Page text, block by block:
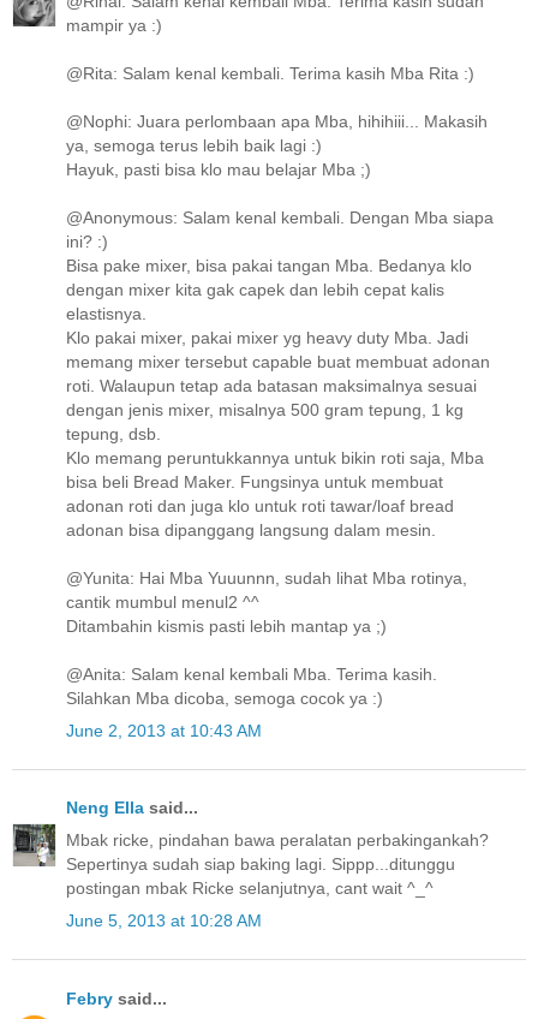
mampir ya :)
@Rita: Salam kenal kembali. Terima kasih Mba Rita :)
@Nophi: Juara perlombaan apa Mba, hihihiii... Makasih
ya, semoga terus lebih baik lagi :)
Hayuk, pasti bisa klo mau belajar Mba ;)
@Anonymous: Salam kenal kembali. Dengan Mba siapa
ini? :)
Bisa pake mixer, bisa pakai tangan Mba. Bedanya klo
dengan mixer kita gak capek dan lebih cepat kalis
elastisnya.
Klo pakai mixer, pakai mixer yg heavy duty Mba. Jadi
memang mixer tersebut capable buat membuat adonan
roti. Walaupun tetap ada batasan maksimalnya sesuai
dengan jenis mixer, misalnya 500 gram tepung, 1 kg
tepung, dsb.
Klo memang peruntukkannya untuk bikin roti saja, Mba
bisa beli Bread Maker. Fungsinya untuk membuat
adonan roti dan juga klo untuk roti tawar/loaf bread
adonan bisa dipanggang langsung dalam mesin.
@Yunita: Hai Mba Yuuunnn, sudah lihat Mba rotinya,
cantik mumbul menul2 ^^
Ditambahin kismis pasti lebih mantap ya ;)
@Anita: Salam kenal kembali Mba. Terima kasih.
Silahkan Mba dicoba, semoga cocok ya :)
June 2, 2013 at 10:43 AM
Neng Ella said...
Mbak ricke, pindahan bawa peralatan perbakingankah?
Sepertinya sudah siap baking lagi. Sippp...ditunggu
postingan mbak Ricke selanjutnya, cant wait ^_^
June 5, 2013 at 10:28 AM
Febry said...